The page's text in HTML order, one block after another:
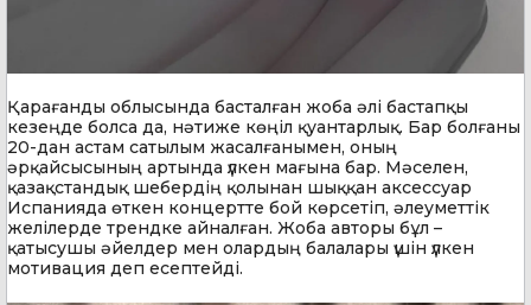
Қарағанды облысында басталған жоба әлі бастапқы
кезеңде болса да, нәтиже көңіл қуантарлық. Бар болғаны
20-дан астам сатылым жасалғанымен, оның
әрқайсысының артында үлкен мағына бар. Мәселен,
қазақстандық шебердің қолынан шыққан аксессуар
Испанияда өткен концертте бой көрсетіп, әлеуметтік
желілерде трендке айналған. Жоба авторы бұл –
қатысушы әйелдер мен олардың балалары үшін үлкен
мотивация деп есептейді.